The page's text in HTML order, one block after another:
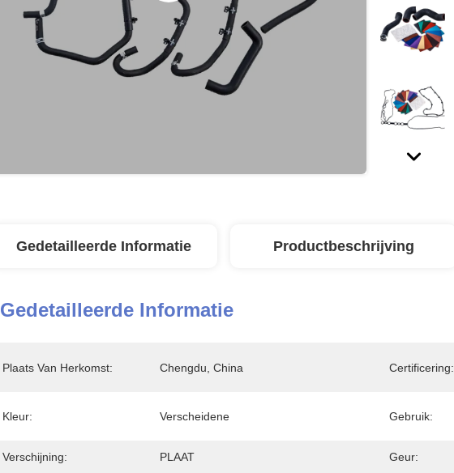
Gedetailleerde Informatie Productbeschrijving
Gedetailleerde Informatie
Plaats Van Herkomst: Chengdu, China Certificering:
Kleur: Verscheidene Gebruik:
Verschijning: PLAAT Geur: